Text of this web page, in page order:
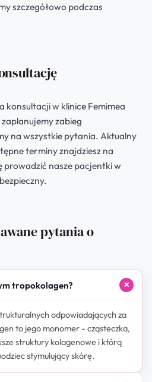
szczegółowo podczas
konsultacji w klinice Femimea
zabieg
na wszystkie pytania. Aktualny
terminy znajdziesz na
prowadzić nasze pacjentki w
pytania o
tropokolagen?
odpowiadających za
to jego monomer - cząsteczka,
struktury kolagenowe i którą
stymulujący skórę.